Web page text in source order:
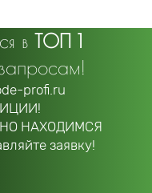
в ТОП 1
profi.ru
НАХОДИМСЯ
заявку!